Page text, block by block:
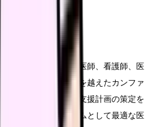
す。
連携を実現します。医師、看護師、医
職など、職種の垣根を越えたカンファ
者情報の共有と退院支援計画の策定を
活かしながら、チームとして最適な医